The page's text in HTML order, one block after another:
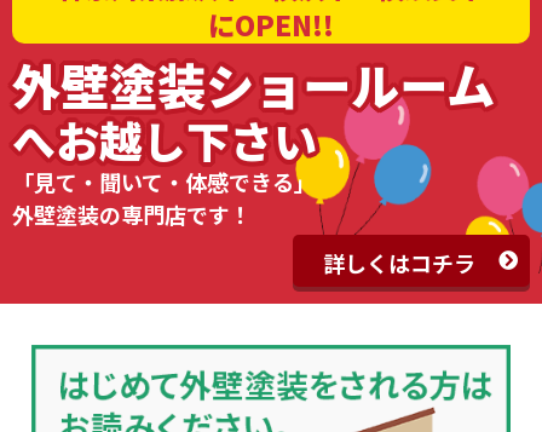
にOPEN!!
外壁塗装ショールーム
へお越し下さい
「見て・聞いて・体感できる」
外壁塗装の専門店です！
詳しくはコチラ